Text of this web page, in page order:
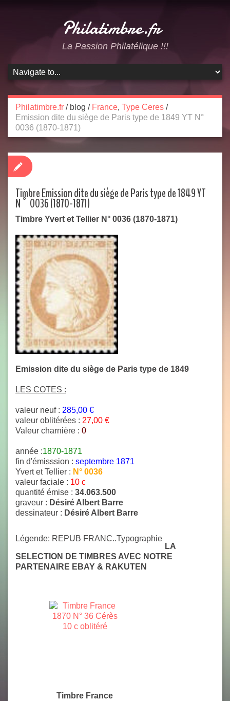
Philatimbre.fr
La Passion Philatélique !!!
Philatimbre.fr /blog / France, Type Ceres /
Emission dite du siège de Paris type de 1849 YT N°
0036 (1870-1871)
Timbre Emission dite du siège de Paris type de 1849 YT
N° 0036 (1870-1871)
Timbre Yvert et Tellier N° 0036 (1870-1871)
Emission dite du siège de Paris type de 1849
LES COTES :
valeur neuf : 285,00 €
valeur oblitérées : 27,00 €
Valeur charnière : 0
année :1870-1871
fin d'émisssion : septembre 1871
Yvert et Tellier : N° 0036
valeur faciale : 10 c
quantité émise : 34.063.500
graveur : Désiré Albert Barre
dessinateur : Désiré Albert Barre
Légende: REPUB FRANC..Typographie
LA
SELECTION DE TIMBRES AVEC NOTRE
PARTENAIRE EBAY & RAKUTEN
Timbre France